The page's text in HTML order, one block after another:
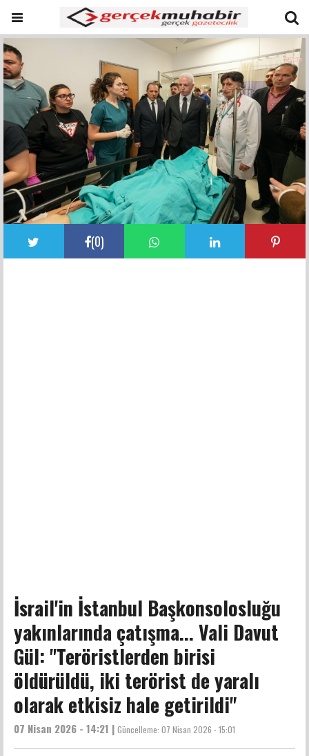
(0)
İsrail'in İstanbul Başkonsolosluğu
yakınlarında çatışma... Vali Davut
Gül: "Teröristlerden birisi
öldürüldü, iki terörist de yaralı
olarak etkisiz hale getirildi"
07 Nisan 2026 - 14:21 | Güncelleme: 07 Nisan 2026 - 15:01